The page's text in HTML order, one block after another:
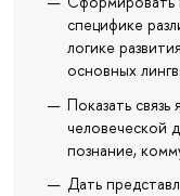
специфике
логике
основных
Показать
человеческой
познание,
Дать